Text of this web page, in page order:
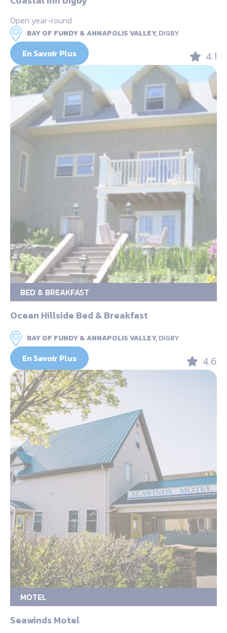
Open year-round
BAY OF FUNDY & ANNAPOLIS VALLEY,DIGBY
En Savoir Plus 4.1
BED & BREAKFAST
Ocean Hillside Bed & Breakfast
BAY OF FUNDY & ANNAPOLIS VALLEY,DIGBY
En Savoir Plus 4.6
MOTEL
Seawinds Motel